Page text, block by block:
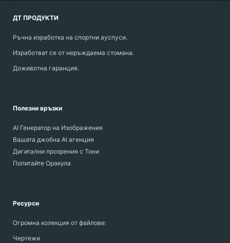
ДТ ПРОДУКТИ
Ръчна изработка на спортни ауспуси.
Изработват се от неръждаема стомана.
Доживотна гаранция.
Полезни връзки
AI Генератор на Изображения
Вашата джобна AI агенция
Дигитални прозрения с Тони
Попитайте Оракула
Ресурси
Огромна колекция от файлове:
Чертежи